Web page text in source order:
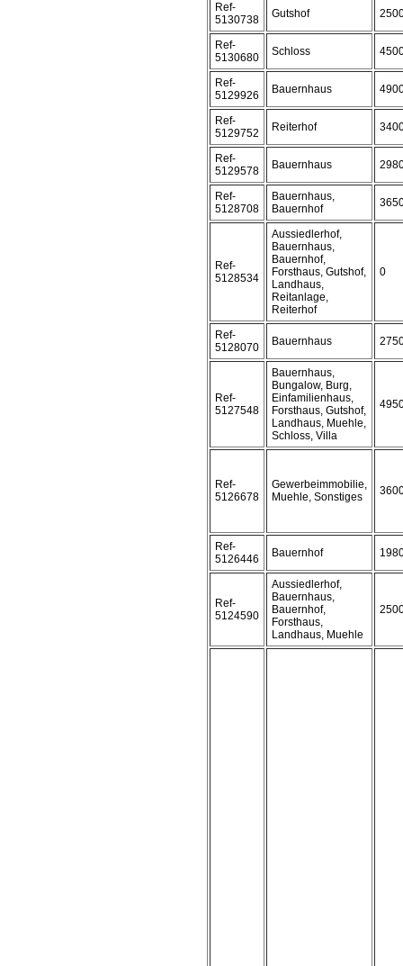
Ref-
5130738
Gutshof
Ref-
5130680
Schloss
Ref-
5129926
Bauernhaus
Ref-
5129752
Reiterhof
Ref-
5129578
Bauernhaus
Ref-
5128708
Bauernhaus,
Bauernhof
Ref-
5128534
Aussiedlerhof,
Bauernhaus,
Bauernhof,
Forsthaus, Gutshof,
Landhaus,
Reitanlage,
Reiterhof
0
Ref-
5128070
Bauernhaus
Ref-
5127548
Bauernhaus,
Bungalow, Burg,
Einfamilienhaus,
Forsthaus, Gutshof,
Landhaus, Muehle,
Schloss, Villa
Ref-
5126678
Gewerbeimmobilie,
Muehle, Sonstiges
Ref-
5126446
Bauernhof
Ref-
5124590
Aussiedlerhof,
Bauernhaus,
Bauernhof,
Forsthaus,
Landhaus, Muehle